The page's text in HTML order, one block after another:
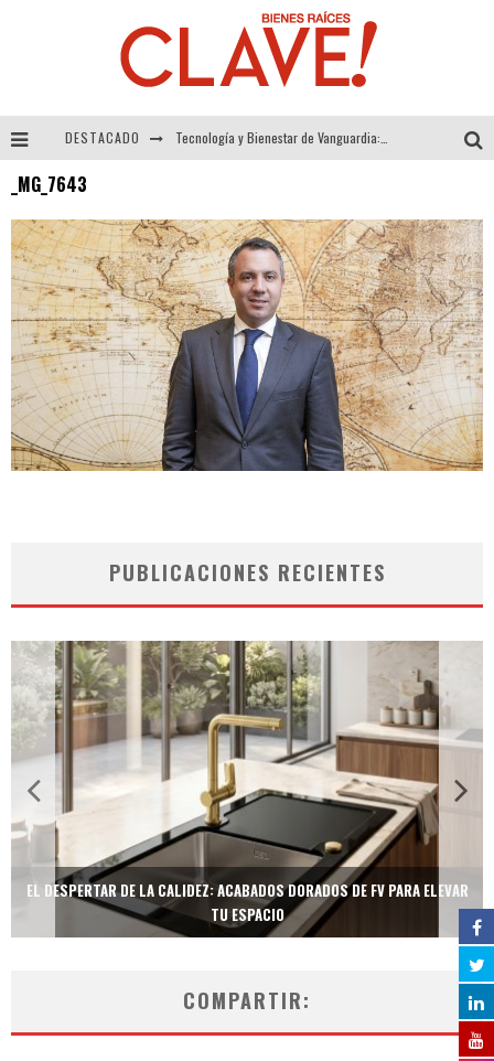
DESTACADO
Alexandra Bedoya – La Constancia detrás de La Paletería
El Despertar de la Calidez: Acabados Dorados de FV para Elevar tu Espacio
_MG_7643
PUBLICACIONES RECIENTES
EL DESPERTAR DE LA CALIDEZ: ACABADOS DORADOS DE FV PARA ELEVAR
TU ESPACIO
COMPARTIR: